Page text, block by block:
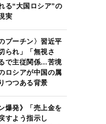
る“大国ロシア”の
実
プーチン〉習近平
られ」「無視さ
で主従関係…苦境
ロシアが中国の属
つつある背景
爆発》「売上金を
すよう指示し